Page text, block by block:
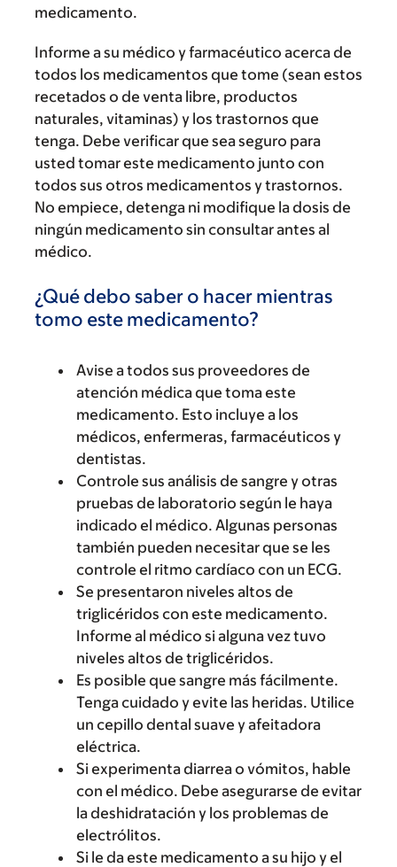
medicamento.
Informe a su médico y farmacéutico acerca de
todos los medicamentos que tome (sean estos
recetados o de venta libre, productos
naturales, vitaminas) y los trastornos que
tenga. Debe verificar que sea seguro para
usted tomar este medicamento junto con
todos sus otros medicamentos y trastornos.
No empiece, detenga ni modifique la dosis de
ningún medicamento sin consultar antes al
médico.
¿Qué debo saber o hacer mientras
tomo este medicamento?
Avise a todos sus proveedores de
atención médica que toma este
medicamento. Esto incluye a los
médicos, enfermeras, farmacéuticos y
dentistas.
Controle sus análisis de sangre y otras
pruebas de laboratorio según le haya
indicado el médico. Algunas personas
también pueden necesitar que se les
controle el ritmo cardíaco con un ECG.
Se presentaron niveles altos de
triglicéridos con este medicamento.
Informe al médico si alguna vez tuvo
niveles altos de triglicéridos.
Es posible que sangre más fácilmente.
Tenga cuidado y evite las heridas. Utilice
un cepillo dental suave y afeitadora
eléctrica.
Si experimenta diarrea o vómitos, hable
con el médico. Debe asegurarse de evitar
la deshidratación y los problemas de
electrólitos.
Si le da este medicamento a su hijo y el